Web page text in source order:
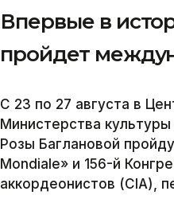
Впервые в
пройдет
С 23 по 27 августа в
Министерства
Розы Баглановой
Mondiale» и 156-й
аккордеонистов (CIA),